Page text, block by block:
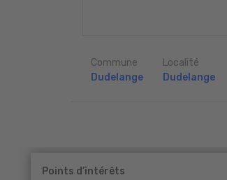
Commune
Dudelange
Localité
Dudelange
Points d’intérêts